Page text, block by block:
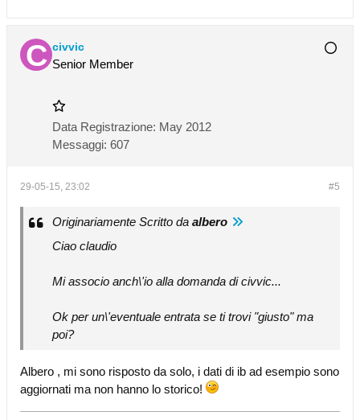
civvic
Senior Member
Data Registrazione: May 2012
Messaggi: 607
#5
29-05-15, 23:02
Originariamente Scritto da albero
Ciao claudio
Mi associo anch\'io alla domanda di civvic...
Ok per un\'eventuale entrata se ti trovi "giusto" ma
poi?
Albero , mi sono risposto da solo, i dati di ib ad esempio sono
aggiornati ma non hanno lo storico!